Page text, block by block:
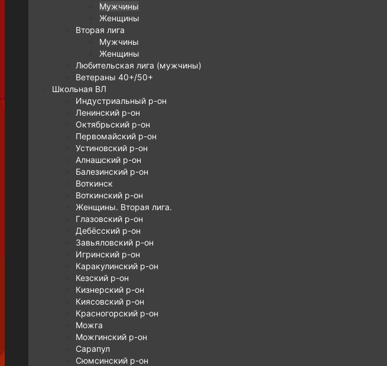
Мужчины
Женщины
Вторая лига
Мужчины
Женщины
Любительская лига (мужчины)
Ветераны 40+/50+
Школьная ВЛ
Индустриальный р-он
Ленинский р-он
Октябрьский р-он
Первомайский р-он
Устиновский р-он
Алнашский р-он
Балезинский р-он
Воткинск
Воткинский р-он
Женщины. Вторая лига.
Глазовский р-он
Дебёсский р-он
Завьяловский р-он
Игринский р-он
Каракулинский р-он
Кезский р-он
Кизнерский р-он
Киясовский р-он
Красногорский р-он
Можга
Можгинский р-он
Сарапул
Сюмсинский р-он